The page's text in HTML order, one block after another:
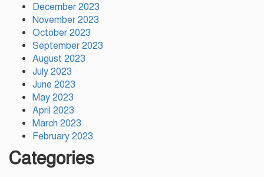
December 2023
November 2023
October 2023
September 2023
August 2023
July 2023
June 2023
May 2023
April 2023
March 2023
February 2023
Categories